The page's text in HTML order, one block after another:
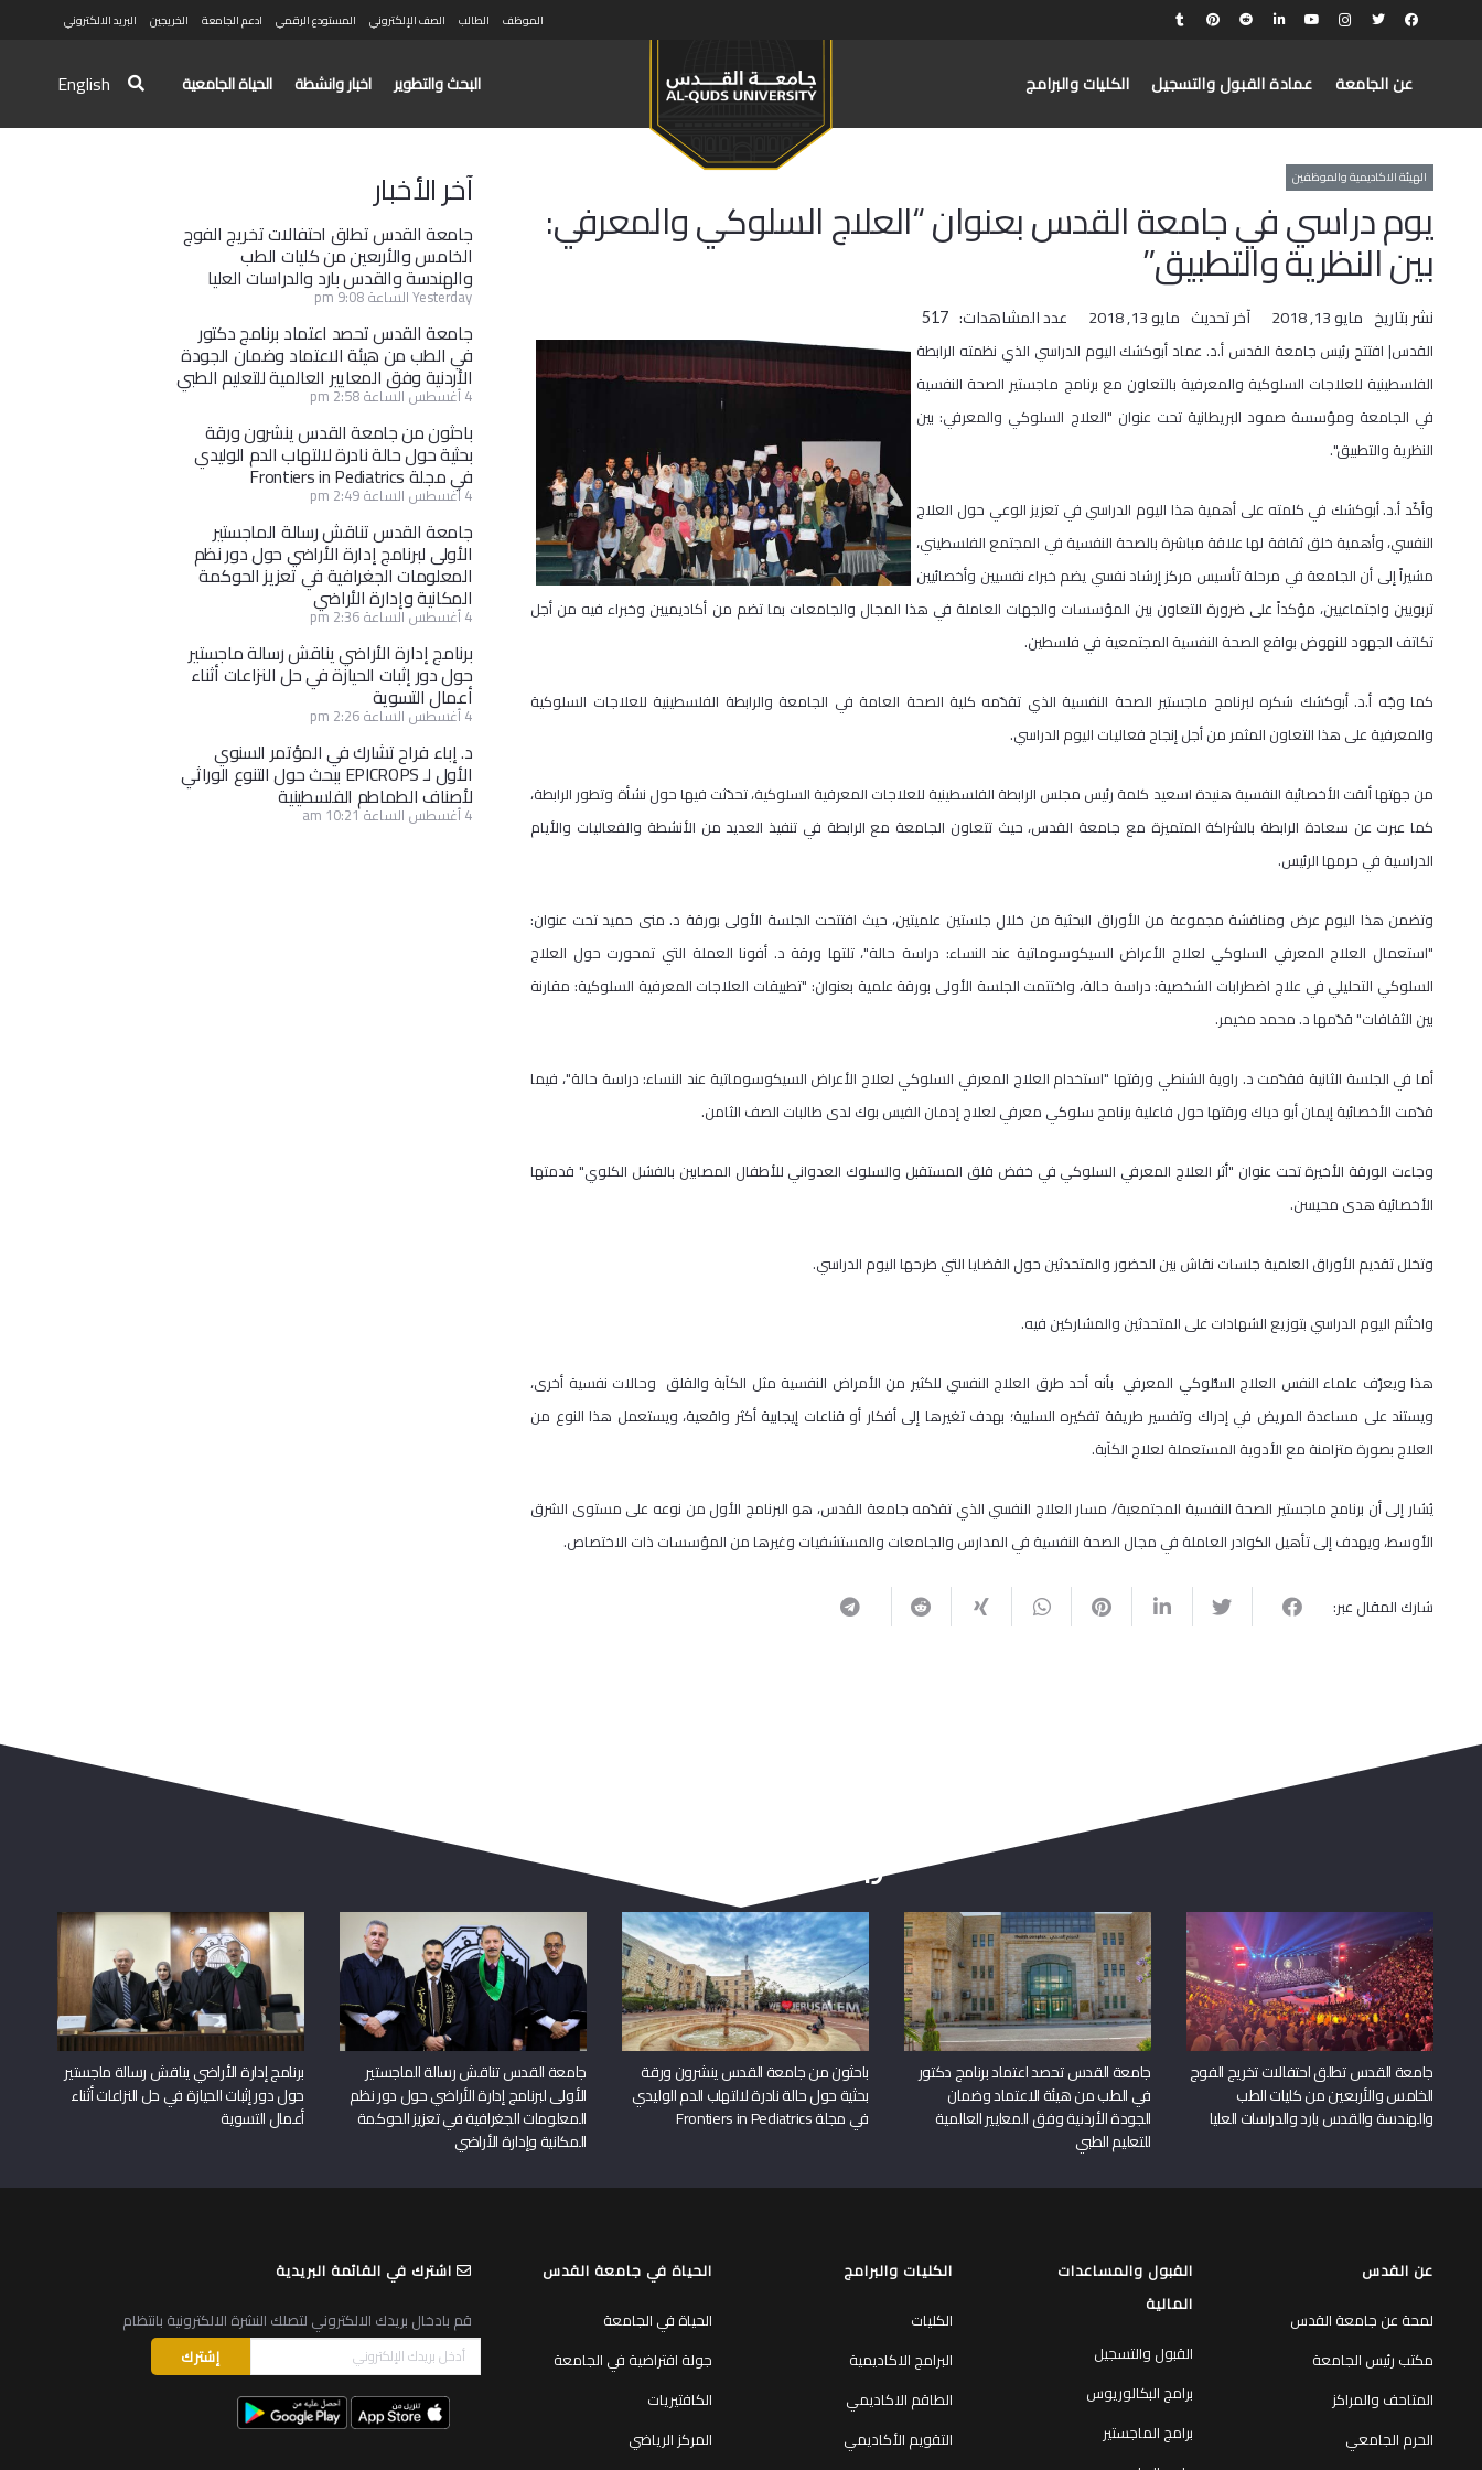
الموظف الطالب الصف الإلكتروني المستودع الرقمي ادعم الجامعة الخريجين البريد الالكتروني
عن الجامعة عمادة القبول والتسجيل الكليات والبرامج البحث والتطوير اخبار وانشطة الحياة الجامعية English
الهيئة الاكاديمية والموظفين
يوم دراسي في جامعة القدس بعنوان “العلاج السلوكي والمعرفي:
بين النظرية والتطبيق”
نشر بتاريخ مايو 13, 2018 آخر تحديث مايو 13, 2018 عدد المشاهدات: 517
القدس| افتتح رئيس جامعة القدس أ.د. عماد أبوكشك اليوم الدراسي الذي نظمته الرابطة
الفلسطينية للعلاجات السلوكية والمعرفية بالتعاون مع برنامج ماجستير الصحة النفسية
في الجامعة ومؤسسة صمود البريطانية تحت عنوان "العلاج السلوكي والمعرفي: بين
النظرية والتطبيق".
وأكّد أ.د. أبوكشك في كلمته على أهمية هذا اليوم الدراسي في تعزيز الوعي حول العلاج
النفسي، وأهمية خلق ثقافة لها علاقة مباشرة بالصحة النفسية في المجتمع الفلسطيني،
مشيراً إلى أن الجامعة في مرحلة تأسيس مركز إرشاد نفسي يضم خبراء نفسيين وأخصائيين
تربويين واجتماعيين، مؤكداً على ضرورة التعاون بين المؤسسات والجهات العاملة في هذا المجال والجامعات بما تضم من أكاديميين وخبراء فيه من أجل
تكاتف الجهود للنهوض بواقع الصحة النفسية المجتمعية في فلسطين.
كما وجّه أ.د. أبوكشك شكره لبرنامج ماجستير الصحة النفسية الذي تقدّمه كلية الصحة العامة في الجامعة والرابطة الفلسطينية للعلاجات السلوكية
والمعرفية على هذا التعاون المثمر من أجل إنجاح فعاليات اليوم الدراسي.
من جهتها ألقت الأخصائية النفسية هنيدة اسعيد كلمة رئيس مجلس الرابطة الفلسطينية للعلاجات المعرفية السلوكية، تحدّثت فيها حول نشأة وتطور الرابطة،
كما عبرت عن سعادة الرابطة بالشراكة المتميزة مع جامعة القدس، حيث تتعاون الجامعة مع الرابطة في تنفيذ العديد من الأنشطة والفعاليات والأيام
الدراسية في حرمها الرئيس.
وتضمن هذا اليوم عرض ومناقشة مجموعة من الأوراق البحثية من خلال جلستين علميتين، حيث افتتحت الجلسة الأولى بورقة د. منى حميد تحت عنوان:
"استعمال العلاج المعرفي السلوكي لعلاج الأعراض السيكوسوماتية عند النساء: دراسة حالة"، تلتها ورقة د. أفونا العملة التي تمحورت حول العلاج
السلوكي التحليلي في علاج اضطرابات الشخصية: دراسة حالة، واختتمت الجلسة الأولى بورقة علمية بعنوان: "تطبيقات العلاجات المعرفية السلوكية: مقارنة
بين الثقافات" قدّمها د. محمد مخيمر.
أما في الجلسة الثانية فقدّمت د. راوية الشنطي ورقتها "استخدام العلاج المعرفي السلوكي لعلاج الأعراض السيكوسوماتية عند النساء: دراسة حالة"، فيما
قدّمت الأخصائية إيمان أبو دياك ورقتها حول فاعلية برنامج سلوكي معرفي لعلاج إدمان الفيس بوك لدى طالبات الصف الثامن.
وجاءت الورقة الأخيرة تحت عنوان "أثر العلاج المعرفي السلوكي في خفض قلق المستقبل والسلوك العدواني للأطفال المصابين بالفشل الكلوي" قدمتها
الأخصائية هدى محيسن.
وتخلل تقديم الأوراق العلمية جلسات نقاش بين الحضور والمتحدثين حول القضايا التي طرحها اليوم الدراسي.
واختُتم اليوم الدراسي بتوزيع الشهادات على المتحدثين والمشاركين فيه.
هذا ويعرّف علماء النفس العلاج السُّلوكي المعرفي بأنه أحد طرق العلاج النفسي للكثير من الأمراض النفسية مثل الكآبة والقلق وحالات نفسية أخرى،
ويستند على مساعدة المريض في إدراك وتفسير طريقة تفكيره السلبية؛ بهدف تغيرها إلى أفكار أو قناعات إيجابية أكثر واقعية، ويستعمل هذا النوع من
العلاج بصورة متزامنة مع الأدوية المستعملة لعلاج الكآبة.
يُشار إلى أن برنامج ماجستير الصحة النفسية المجتمعية/ مسار العلاج النفسي الذي تقدّمه جامعة القدس، هو البرنامج الأول من نوعه على مستوى الشرق
الأوسط، ويهدف إلى تأهيل الكوادر العاملة في مجال الصحة النفسية في المدارس والجامعات والمستشفيات وغيرها من المؤسسات ذات الاختصاص.
شارك المقال عبر:
آخر الأخبار
جامعة القدس تطلق احتفالات تخريج الفوج
الخامس والأربعين من كليات الطب
والهندسة والقدس بارد والدراسات العليا
Yesterday الساعة 9:08 pm
جامعة القدس تحصد اعتماد برنامج دكتور
في الطب من هيئة الاعتماد وضمان الجودة
الأردنية وفق المعايير العالمية للتعليم الطبي
4 أغسطس الساعة 2:58 pm
باحثون من جامعة القدس ينشرون ورقة
بحثية حول حالة نادرة لالتهاب الدم الوليدي
في مجلة Frontiers in Pediatrics
4 أغسطس الساعة 2:49 pm
جامعة القدس تناقش رسالة الماجستير
الأولى لبرنامج إدارة الأراضي حول دور نظم
المعلومات الجغرافية في تعزيز الحوكمة
المكانية وإدارة الأراضي
4 أغسطس الساعة 2:36 pm
برنامج إدارة الأراضي يناقش رسالة ماجستير
حول دور إثبات الحيازة في حل النزاعات أثناء
أعمال التسوية
4 أغسطس الساعة 2:26 pm
د. إباء فراح تشارك في المؤتمر السنوي
الأول لـ EPICROPS ببحث حول التنوع الوراثي
لأصناف الطماطم الفلسطينية
4 أغسطس الساعة 10:21 am
ربما يعجبك أيضا
جامعة القدس تطلق احتفالات تخريج الفوج
الخامس والأربعين من كليات الطب
والهندسة والقدس بارد والدراسات العليا
جامعة القدس تحصد اعتماد برنامج دكتور
في الطب من هيئة الاعتماد وضمان
الجودة الأردنية وفق المعايير العالمية
للتعليم الطبي
باحثون من جامعة القدس ينشرون ورقة
بحثية حول حالة نادرة لالتهاب الدم الوليدي
في مجلة Frontiers in Pediatrics
جامعة القدس تناقش رسالة الماجستير
الأولى لبرنامج إدارة الأراضي حول دور نظم
المعلومات الجغرافية في تعزيز الحوكمة
المكانية وإدارة الأراضي
برنامج إدارة الأراضي يناقش رسالة ماجستير
حول دور إثبات الحيازة في حل النزاعات أثناء
أعمال التسوية
عن القدس
لمحة عن جامعة القدس
مكتب رئيس الجامعة
المتاحف والمراكز
الحرم الجامعي
القبول والمساعدات
المالية
القبول والتسجيل
برامج البكالوريوس
برامج الماجستير
الكليات والبرامج
الكليات
البرامج الاكاديمية
الطاقم الاكاديمي
التقويم الأكاديمي
الحياة في جامعة القدس
الحياة في الجامعة
جولة افتراضية في الجامعة
الكافتيريات
المركز الرياضي
اشترك في القائمة البريدية
قم بادخال بريدك الالكتروني لتصلك النشرة الالكترونية بانتظام